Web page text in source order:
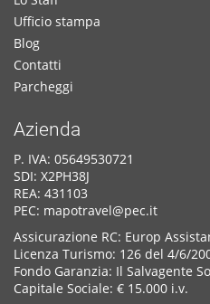
Ufficio stampa
Blog
Contatti
Parcheggi
Azienda
P. IVA: 05649530721
SDI: X2PH38J
REA: 431103
PEC: mapotravel@pec.it
Assicurazione RC: Europ
Licenza Turismo: 126 del 4/6/
Fondo Garanzia: Il Salvagente
Capitale Sociale: € 15.000 i.v.